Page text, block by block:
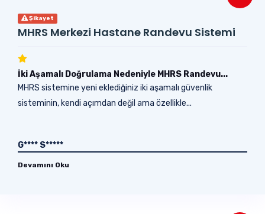
Şikayet
MHRS Merkezi Hastane Randevu Sistemi
İki Aşamalı Doğrulama Nedeniyle MHRS Randevu...
MHRS sistemine yeni eklediğiniz iki aşamalı güvenlik
sisteminin, kendi açımdan değil ama özellikle...
G**** S*****
Devamını Oku